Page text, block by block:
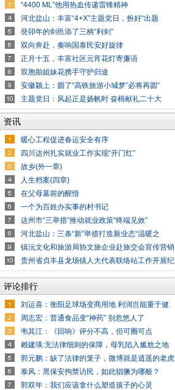
“4400 ML”他用热血传递雷锋精神
河北盐山：丰富“4+X”主题党日，扮好“出题
癸卯年的剑邑添了三柄“利剑”
双向奔赴，奏响国泰民安好旋律
正月十五，丰富社区元宵花灯寄廉语
双胞胎姐妹花携手守护归途
安徽颍上：圆了“高铁旅游小城梦”必将再圆“
主题党日：风起正是扬帆时 奋楫献礼二十大
资讯
暖心工程促进春运安全有序
四川达州扎实就业工作实现“开门红”
故乡(外一章)
人生档案(四章)
在父母墓前的醒悟
一个为百姓办实事的村书记
达州市“三举措”推动就业政策“终端见效”
河北盐山：三条“新”举措打造新业态“温暖之
镇沅文化和旅游局协文旅企业赴旅交会宣传营销
贵州省贞丰县龙场镇人大代表联络站工作开展纪
评论排行
刘运喜：衡阳足球场变商用地 利润岂能重于健
周志宏：普通食品变“神药” 别忽悠人了
韦其江：《回响》评分不高，但可圈可点
赖建瑛:无法律细则的保障，母乳陷入尴尬之地
郭元鹏：缺了法律的笼子，微博就是逍遥的老虎
泰风：黑保安拘禁访民，如此猖獗为哪般？
郭双年：我们应该拿什么塑造孩子的心灵